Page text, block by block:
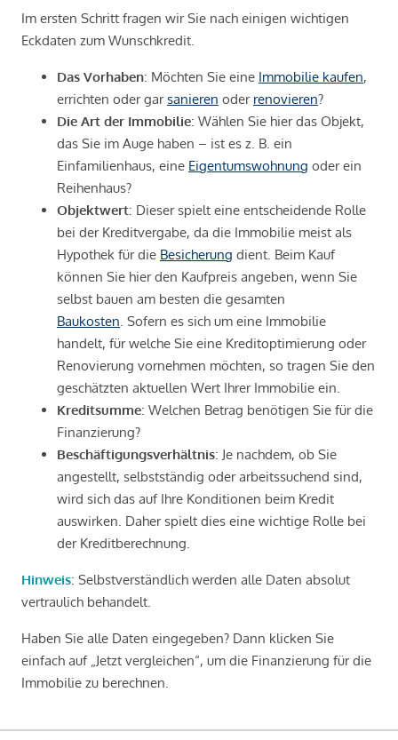
Im ersten Schritt fragen wir Sie nach einigen wichtigen
Eckdaten zum Wunschkredit.
Das Vorhaben: Möchten Sie eine Immobilie kaufen,
errichten oder garsanieren oder renovieren?
Die Art der Immobilie: Wählen Sie hier das Objekt,
das Sie im Auge haben – ist es z. B. ein
Einfamilienhaus, eine Eigentumswohnung oder ein
Reihenhaus?
Objektwert: Dieser spielt eine entscheidende Rolle
bei der Kreditvergabe, da die Immobilie meist als
Hypothek für die Besicherung dient. Beim Kauf
können Sie hier den Kaufpreis angeben, wenn Sie
selbst bauen am besten die gesamten
Baukosten . Sofern es sich um eine Immobilie
handelt, für welche Sie eine Kreditoptimierung oder
Renovierung vornehmen möchten, so tragen Sie den
geschätzten aktuellen Wert Ihrer Immobilie ein.
Kreditsumme: Welchen Betrag benötigen Sie für die
Finanzierung?
Beschäftigungsverhältnis: Je nachdem, ob Sie
angestellt, selbstständig oder arbeitssuchend sind,
wird sich das auf Ihre Konditionen beim Kredit
auswirken. Daher spielt dies eine wichtige Rolle bei
der Kreditberechnung.
Hinweis: Selbstverständlich werden alle Daten absolut
vertraulich behandelt.
Haben Sie alle Daten eingegeben? Dann klicken Sie
einfach auf „Jetzt vergleichen“, um die Finanzierung für die
Immobilie zu berechnen.